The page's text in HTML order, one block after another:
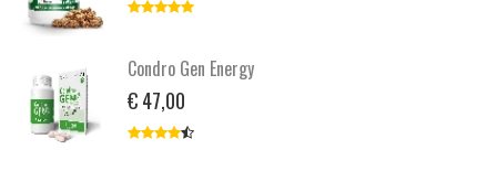
Condro Gen Energy
€ 47,00